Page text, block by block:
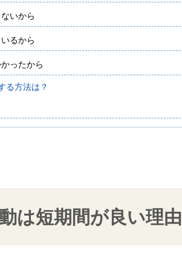
いから
るから
ったから
る方法は？
は短期間が良い理由